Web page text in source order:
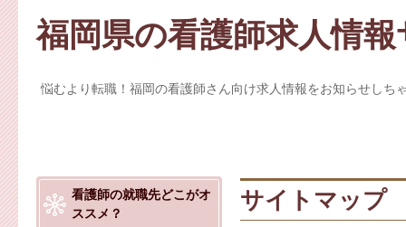
福岡県の看護師求人情
悩むより転職！福岡の看護師さん向け求人情報をお知らせしち
サイトマップ
看護師の就職先どこがオ
ススメ？